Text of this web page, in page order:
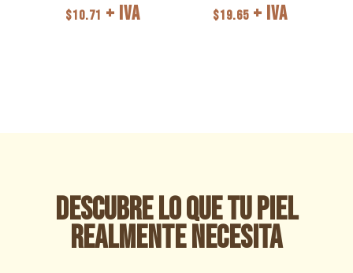
$10.71 + IVA $19.65 + IVA
Descubre lo que tu piel
realmente necesita